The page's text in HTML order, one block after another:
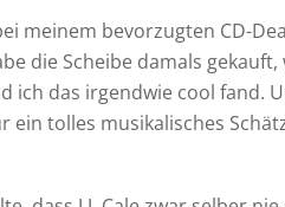
meinem bevorzugten CD-
die Scheibe damals
ich das irgendwie cool fand.
tolles musikalisches